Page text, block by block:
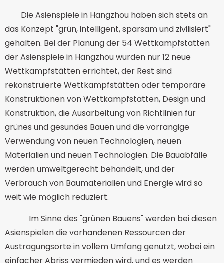
Die Asienspiele in Hangzhou haben sich stets an
das Konzept "grün, intelligent, sparsam und zivilisiert"
gehalten. Bei der Planung der 54 Wettkampfstätten
der Asienspiele in Hangzhou wurden nur 12 neue
Wettkampfstätten errichtet, der Rest sind
rekonstruierte Wettkampfstätten oder temporäre
Konstruktionen von Wettkampfstätten, Design und
Konstruktion, die Ausarbeitung von Richtlinien für
grünes und gesundes Bauen und die vorrangige
Verwendung von neuen Technologien, neuen
Materialien und neuen Technologien. Die Bauabfälle
werden umweltgerecht behandelt, und der
Verbrauch von Baumaterialien und Energie wird so
weit wie möglich reduziert.
Im Sinne des "grünen Bauens" werden bei diesen
Asienspielen die vorhandenen Ressourcen der
Austragungsorte in vollem Umfang genutzt, wobei ein